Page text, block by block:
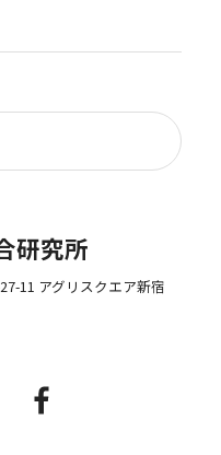
研究所
11 アグリスクエア新宿